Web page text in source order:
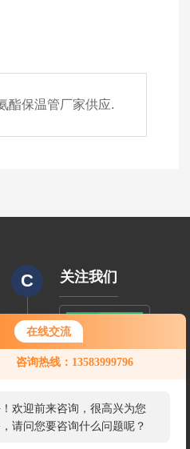
在线交流
咨询热线：13583999796
欢迎前来咨询，很高兴为您
，请问您要咨询什么问题呢？
看您停留很久了，是否找到
产品，您可以直接在线与我
酯保温管厂家供应.
C
CODE
关注我们